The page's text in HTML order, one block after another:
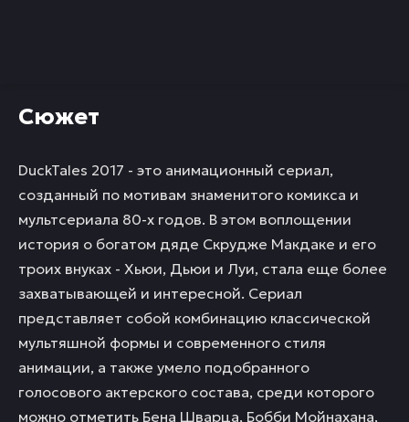
Сюжет
DuckTales 2017 - это анимационный сериал,
созданный по мотивам знаменитого комикса и
мультсериала 80-х годов. В этом воплощении
история о богатом дяде Скрудже Макдаке и его
троих внуках - Хьюи, Дьюи и Луи, стала еще более
захватывающей и интересной. Сериал
представляет собой комбинацию классической
мультяшной формы и современного стиля
анимации, а также умело подобранного
голосового актерского состава, среди которого
можно отметить Бена Шварца, Бобби Мойнахана,